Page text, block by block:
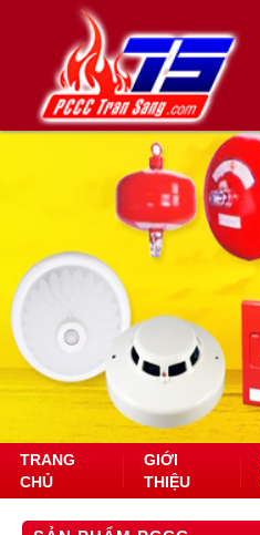
TRANG
CHỦ
GIỚI
THIỆU